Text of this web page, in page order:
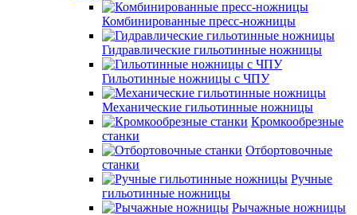
Комбинированные пресс-ножницы
Гидравлические гильотинные ножницы
Гильотинные ножницы с ЧПУ
Механические гильотинные ножницы
Кромкообрезные
станки
Отбортовочные
станки
Ручные
гильотинные ножницы
Рычажные ножницы